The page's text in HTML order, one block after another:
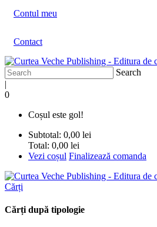
Contul meu
Contact
Search
|
0
Coșul este gol!
Subtotal: 0,00 lei
Total: 0,00 lei
Vezi coșul Finalizează comanda
Cărți
Cărți după tipologie